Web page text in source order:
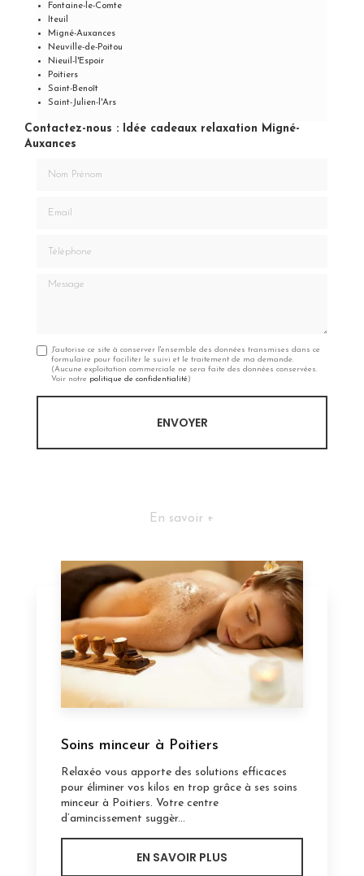
Fontaine-le-Comte
Iteuil
Migné-Auxances
Neuville-de-Poitou
Nieuil-l'Espoir
Poitiers
Saint-Benoît
Saint-Julien-l'Ars
Contactez-nous : Idée cadeaux relaxation Migné-
Auxances
Message
J'autorise ce site à conserver l'ensemble des données transmises dans ce
formulaire pour faciliter le suivi et le traitement de ma demande.
(Aucune exploitation commerciale ne sera faite des données conservées.
Voir notre politique de confidentialité)
En savoir +
Soins minceur à Poitiers
Relaxéo vous apporte des solutions efficaces
pour éliminer vos kilos en trop grâce à ses soins
minceur à Poitiers. Votre centre
d’amincissement suggèr...
EN SAVOIR PLUS